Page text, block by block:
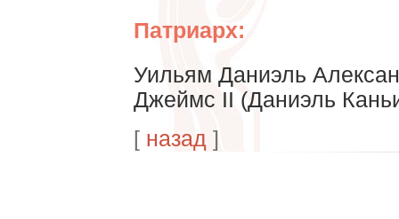
Патриарх:
Уильям Даниэль
Джеймс II (Даниэль
[ назад ]